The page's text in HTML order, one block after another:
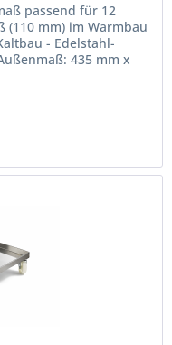
passend für 12
(110 mm) im Warmbau
- Edelstahl-
435 mm x